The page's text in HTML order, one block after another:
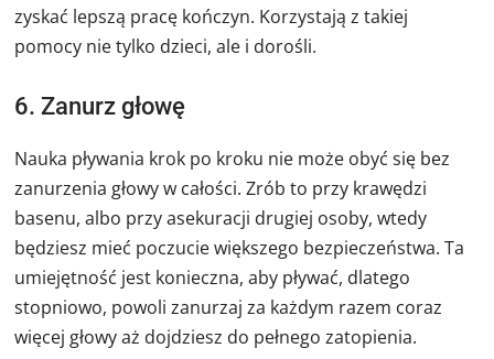
zyskać lepszą pracę kończyn. Korzystają z takiej
pomocy nie tylko dzieci, ale i dorośli.
6. Zanurz głowę
Nauka pływania krok po kroku nie może obyć się bez
zanurzenia głowy w całości. Zrób to przy krawędzi
basenu, albo przy asekuracji drugiej osoby, wtedy
będziesz mieć poczucie większego bezpieczeństwa. Ta
umiejętność jest konieczna, aby pływać, dlatego
stopniowo, powoli zanurzaj za każdym razem coraz
więcej głowy aż dojdziesz do pełnego zatopienia.